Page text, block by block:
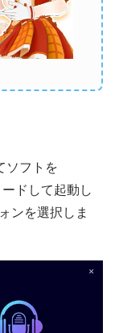
ソフトを
ドして起動し
ンを選択しま